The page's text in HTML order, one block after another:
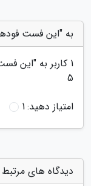
به "این فست
1 کاربر به "این
5
امتیاز دهید:1
دیدگاه های